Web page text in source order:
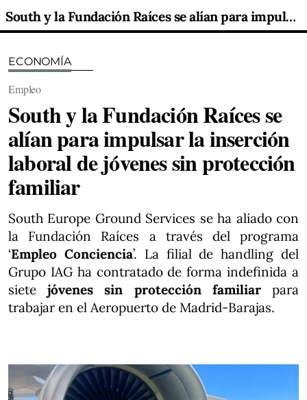
South y la Fundación Raíces se alían para impulsar la inserción laboral de jóvenes sin protección familiar
ECONOMÍA
Empleo
South y la Fundación Raíces se
alían para impulsar la inserción
laboral de jóvenes sin protección
familiar
South Europe Ground Services se ha aliado con
la Fundación Raíces a través del programa
‘Empleo Conciencia’. La filial de handling del
Grupo IAG ha contratado de forma indefinida a
sietejóvenes sin protección familiarpara
trabajar en el Aeropuerto de Madrid-Barajas.